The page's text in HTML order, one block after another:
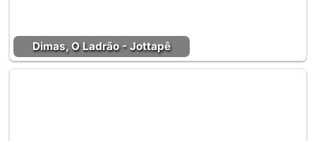
Dimas, O Ladrão - Jottapê